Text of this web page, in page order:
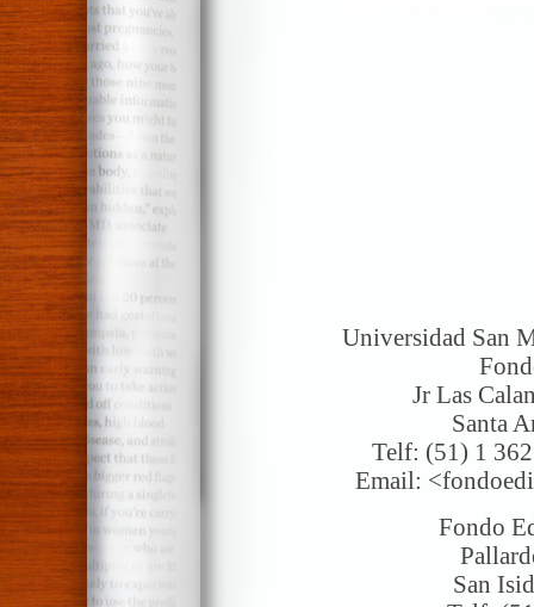
Universidad San
Jr Las
Santa
Telf: (51) 1
Email:
Fondo
San